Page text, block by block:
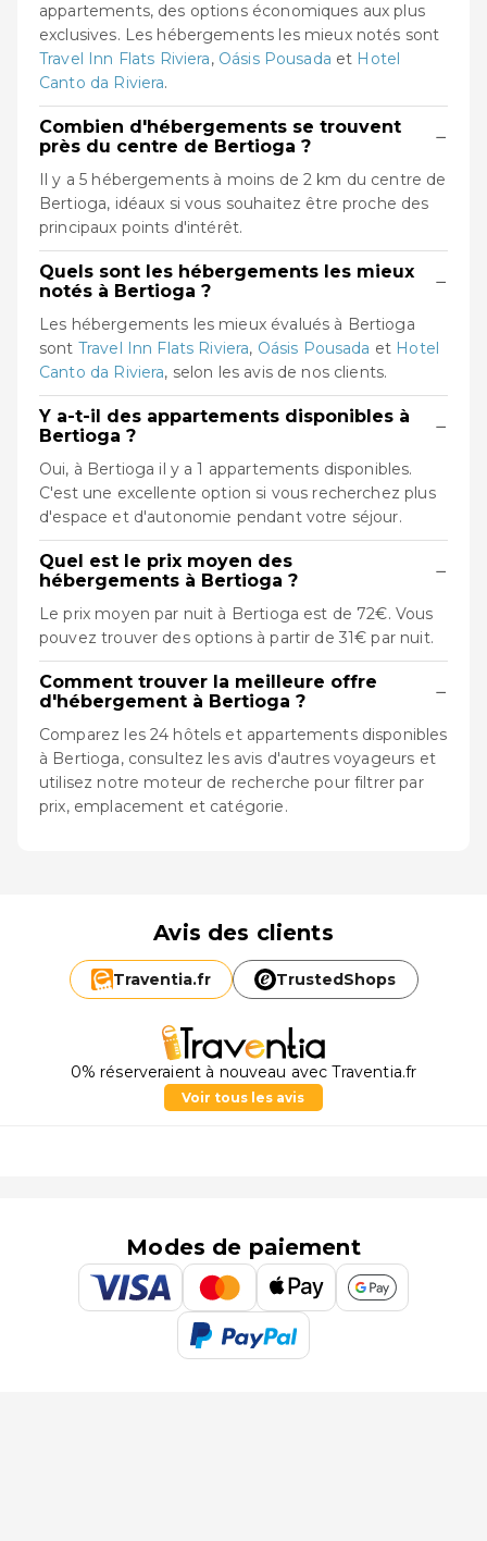
appartements, des options économiques aux plus
exclusives. Les hébergements les mieux notés sont
Travel Inn Flats Riviera, Oásis Pousada et Hotel
Canto da Riviera.
Combien d'hébergements se trouvent
près du centre de Bertioga ?
−
Il y a 5 hébergements à moins de 2 km du centre de
Bertioga, idéaux si vous souhaitez être proche des
principaux points d'intérêt.
Quels sont les hébergements les mieux
notés à Bertioga ?
−
Les hébergements les mieux évalués à Bertioga
sont Travel Inn Flats Riviera, Oásis Pousada et Hotel
Canto da Riviera, selon les avis de nos clients.
Y a-t-il des appartements disponibles à
Bertioga ?
−
Oui, à Bertioga il y a 1 appartements disponibles.
C'est une excellente option si vous recherchez plus
d'espace et d'autonomie pendant votre séjour.
Quel est le prix moyen des
hébergements à Bertioga ?
−
Le prix moyen par nuit à Bertioga est de 72€. Vous
pouvez trouver des options à partir de 31€ par nuit.
Comment trouver la meilleure offre
d'hébergement à Bertioga ?
−
Comparez les 24 hôtels et appartements disponibles
à Bertioga, consultez les avis d'autres voyageurs et
utilisez notre moteur de recherche pour filtrer par
prix, emplacement et catégorie.
Avis des clients
Traventia.fr TrustedShops
0% réserveraient à nouveau avec Traventia.fr
Voir tous les avis
Modes de paiement